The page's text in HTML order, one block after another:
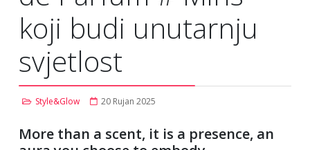
koji budi unutarnju
svjetlost
Style&Glow 20 Rujan 2025
More than a scent, it is a presence, an